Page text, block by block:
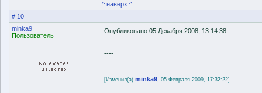
^ наверх ^
# 10
minka9
Пользователь
Опубликовано 05 Декабря 2008, 13:14:38
----
[Изменил(а) minka9, 05 Февраля 2009, 17:32:22]